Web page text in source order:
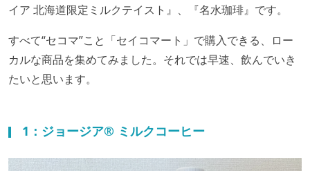
イア 北海道限定ミルクテイスト』、『名水珈琲』です。
すべて“セコマ”こと「セイコマート」で購入できる、ロー
カルな商品を集めてみました。それでは早速、飲んでいき
たいと思います。
1：ジョージア® ミルクコーヒー